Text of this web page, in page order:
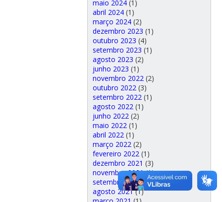
maio 2024(1)
abril 2024(1)
março 2024(2)
dezembro 2023 (1)
outubro 2023 (4)
setembro 2023 (1)
agosto 2023 (2)
junho 2023 (1)
novembro 2022 (2)
outubro 2022 (3)
setembro 2022 (1)
agosto 2022 (1)
junho 2022 (2)
maio 2022 (1)
abril 2022 (1)
março 2022 (2)
fevereiro 2022 (1)
dezembro 2021 (3)
novembro 2021(1)
setembro 2021(1)
agosto 2021(1)